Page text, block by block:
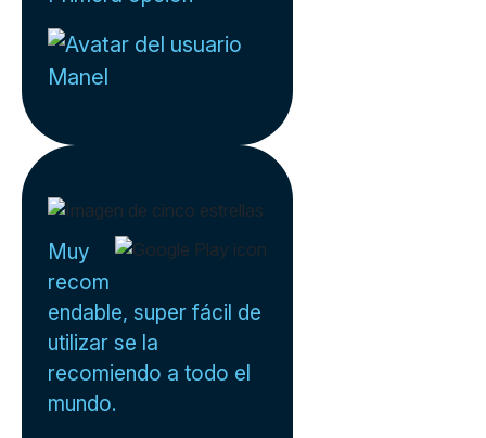
Manel
Muy
recom
endable, super fácil de
utilizar se la
recomiendo a todo el
mundo.